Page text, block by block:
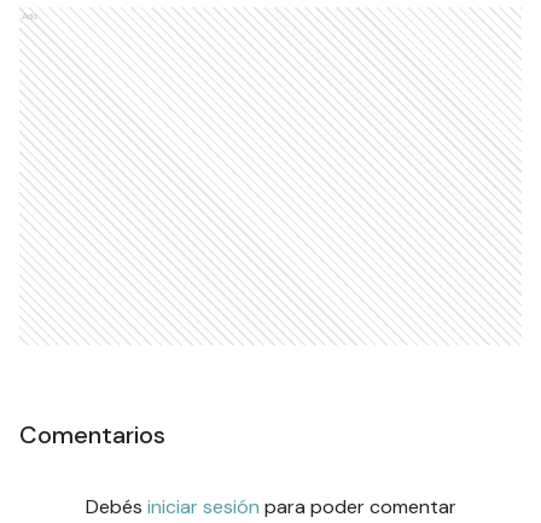
Ads
Comentarios
Debés iniciar sesión para poder comentar